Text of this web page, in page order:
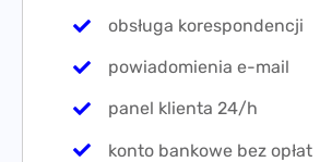
obsługa korespondencji
powiadomienia e-mail
panel klienta 24/h
konto bankowe bez opłat